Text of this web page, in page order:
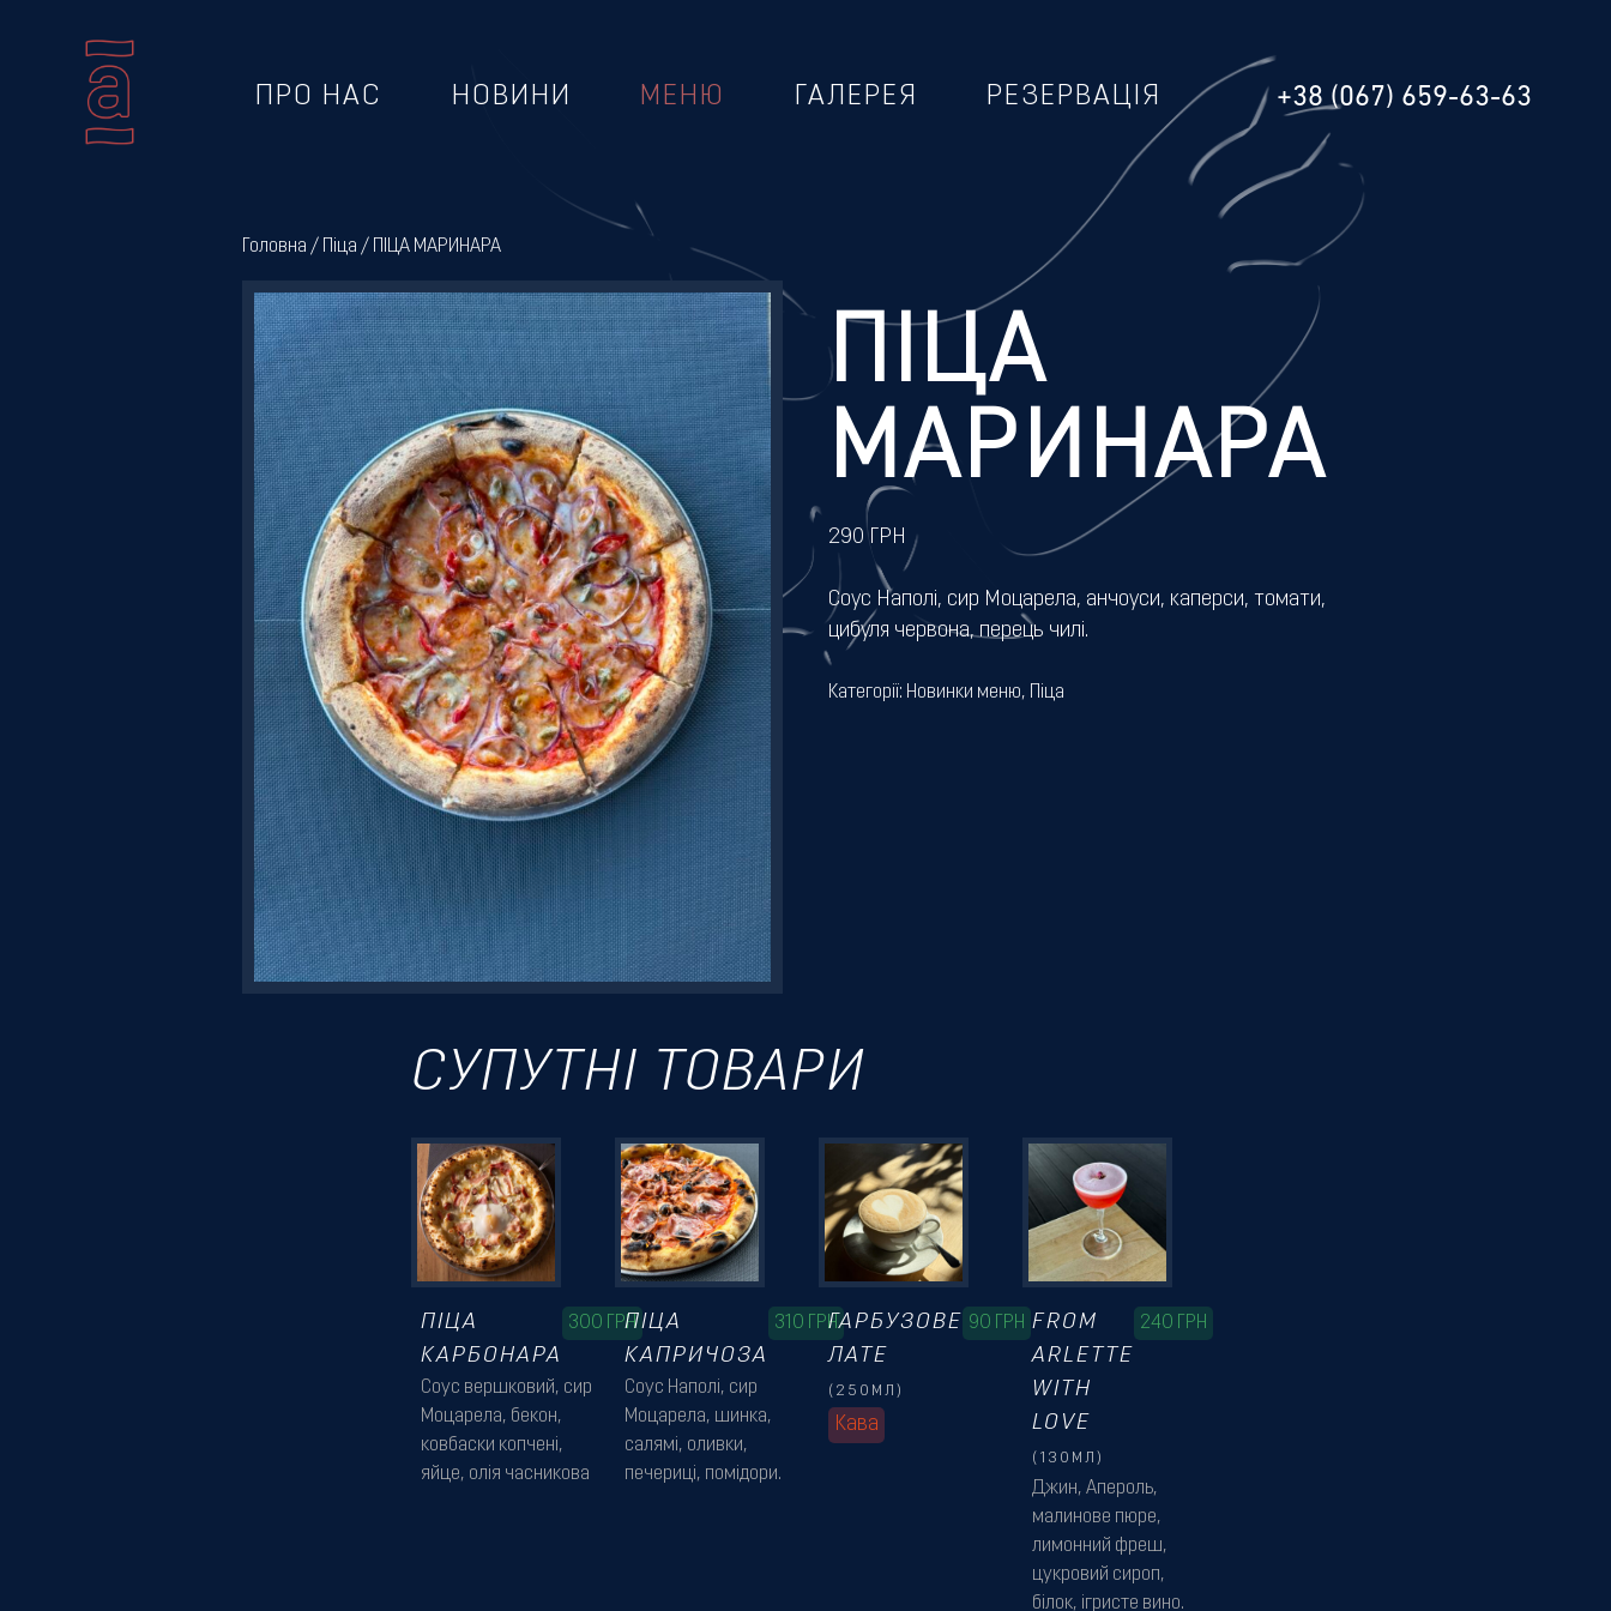
Резервація
ПРО НАС НОВИНИ МЕНЮ ГАЛЕРЕЯ РЕЗЕРВАЦІЯ +38 (067) 659-63-63
Головна / Піца / ПІЦА МАРИНАРА
ПІЦА
МАРИНАРА
290ГРН
Соус Наполі, сир Моцарела, анчоуси, каперси, томати,
цибуля червона, перець чилі.
Категорії: Новинки меню, Піца
СУПУТНІ ТОВАРИ
Соус вершковий, сир
Моцарела, бекон,
ковбаски копчені,
яйце, олія часникова
ПІЦА
КАРБОНАРА
300 ГРН
Соус Наполі, сир
Моцарела, шинка,
салямі, оливки,
печериці, помідори.
ПІЦА
КАПРИЧОЗА
310 ГРН
Кава
(250МЛ)
ГАРБУЗОВЕ
ЛАТЕ
90 ГРН
Джин, Апероль,
малинове пюре,
лимонний фреш,
цукровий сироп,
білок, ігристе вино.
(130МЛ)
FROM
ARLETTE
WITH
LOVE
240 ГРН